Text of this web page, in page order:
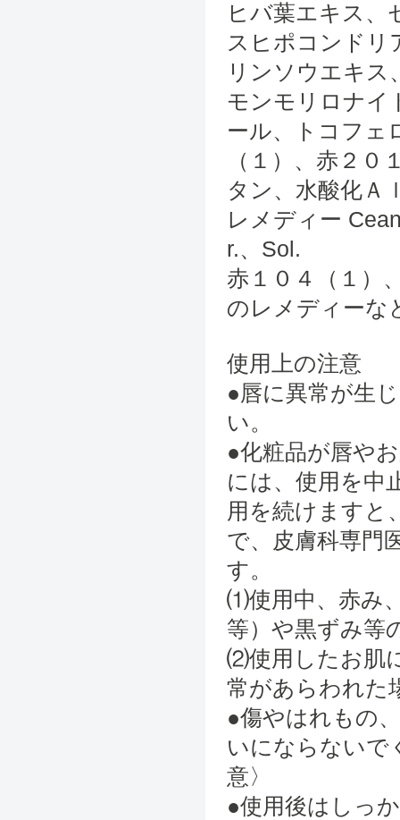
ヒバ葉エキス、
スヒポコンドリ
リンソウエキス
モンモリロナイ
ール、トコフェ
（１）、赤２０
タン、水酸化Ａ
レメディー
r.、Sol.
赤１０４（１）
のレメディーな
使用上の注意
●唇に異常が生
い。
●化粧品が唇や
には、使用を中
用を続けますと
で、皮膚科専門
す。
⑴使用中、赤み
等）や黒ずみ等
⑵使用したお肌
常があらわれた
●傷やはれもの
いにならないで
意〉
●使用後はしっ